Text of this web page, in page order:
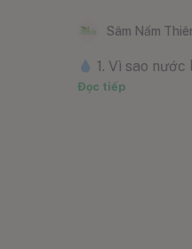
Sâm Nấm
1. Vì sao
Đọc tiếp